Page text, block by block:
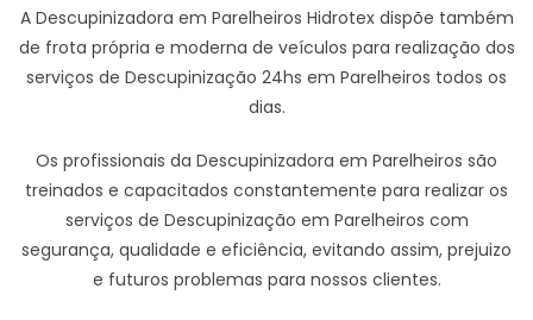
A Descupinizadora em Parelheiros Hidrotex dispõe também
de frota própria e moderna de veículos para realização dos
serviços de Descupinização 24hs em Parelheiros todos os
dias.
Os profissionais da Descupinizadora em Parelheiros são
treinados e capacitados constantemente para realizar os
serviços de Descupinização em Parelheiros com
segurança, qualidade e eficiência, evitando assim, prejuizo
e futuros problemas para nossos clientes.